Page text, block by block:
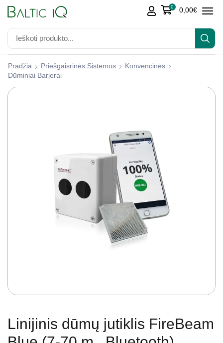
0 0,00€
Pradžia Priešgaisrinės Sistemos
Konvencinės
Dūminiai Barjerai
Linijinis dūmų jutiklis FireBeam